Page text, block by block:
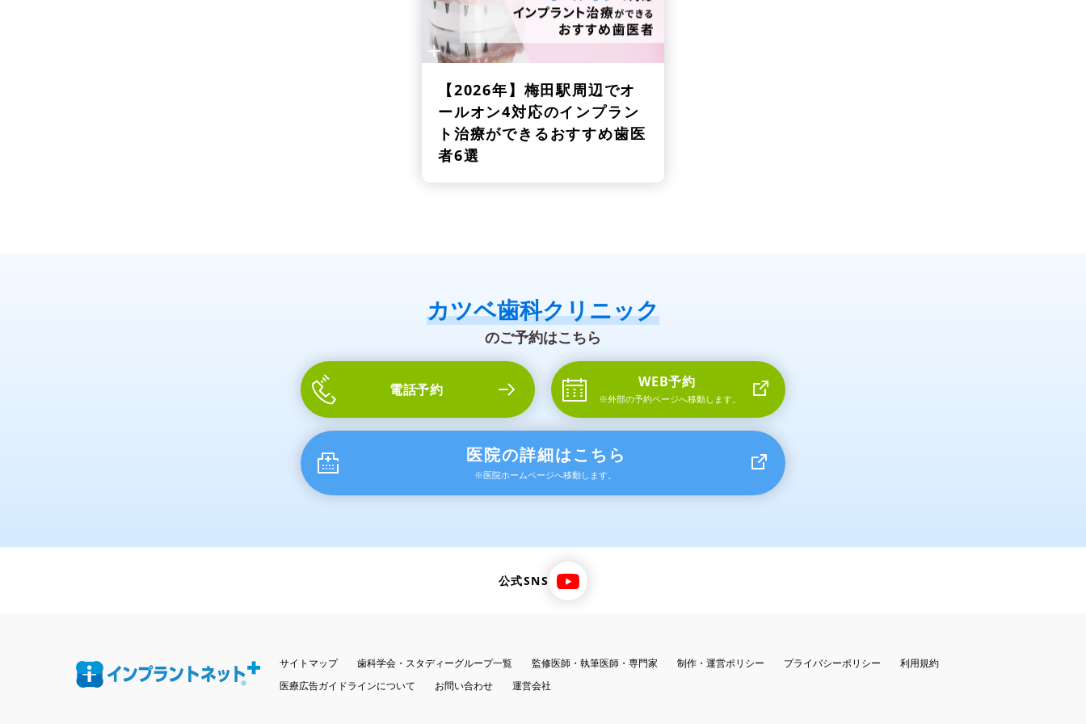
【2026年】梅田駅周辺でオ
ールオン4対応のインプラン
ト治療ができるおすすめ歯医
者6選
カツベ歯科クリニック
のご予約はこちら
電話予約 WEB予約
※外部の予約ページへ移動します。
医院の詳細はこちら
※医院ホームページへ移動します。
公式SNS
サイトマップ 歯科学会・スタディーグループ一覧 監修医師・執筆医師・専門家 制作・運営ポリシー プライバシーポリシー
利用規約
医療広告ガイドラインについて
お問い合わせ 運営会社